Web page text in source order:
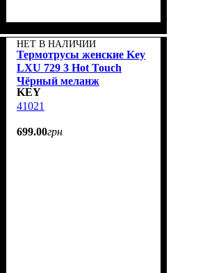
НЕТ В НАЛИЧИИ
Термотрусы женские Key
LXU 729 3 Hot Touch
Чёрный меланж
KEY
41021
699.00грн